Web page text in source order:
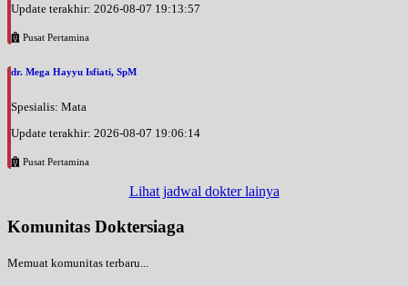
Update terakhir: 2026-08-07 19:13:57
Pusat Pertamina
dr. Mega Hayyu Isfiati, SpM
Spesialis: Mata
Update terakhir: 2026-08-07 19:06:14
Pusat Pertamina
Lihat jadwal dokter lainya
Komunitas Doktersiaga
Memuat komunitas terbaru...